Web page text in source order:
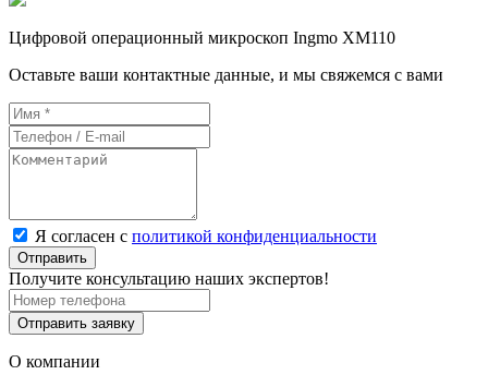
Цифровой операционный микроскоп Ingmo XM110
Оставьте ваши контактные данные, и мы свяжемся с вами
Я согласен с политикой конфиденциальности
Отправить
Получите консультацию наших экспертов!
Отправить заявку
О компании